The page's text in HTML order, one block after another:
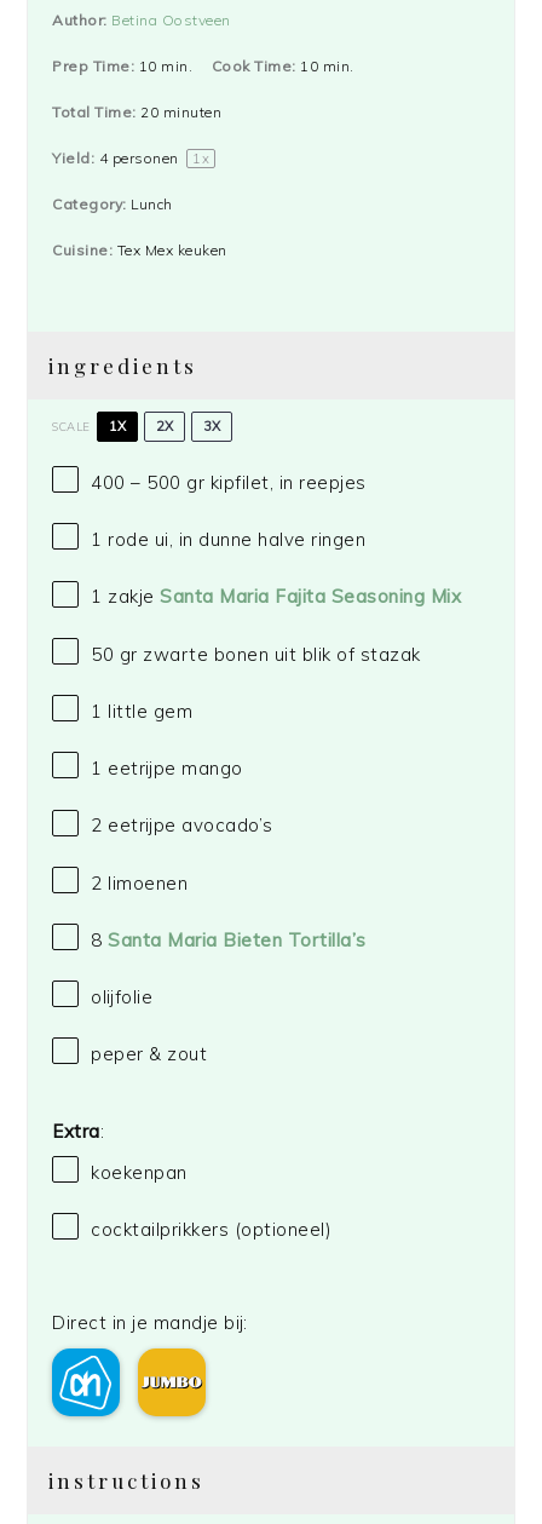
Author: Betina Oostveen
Prep Time: 10 min. Cook Time: 10 min.
Total Time: 20 minuten
Yield: 4personen 1x
Category: Lunch
Cuisine: Tex Mex keuken
ingredients
SCALE 1X 2X 3X
400 – 500 gr kipfilet, in reepjes
1 rode ui, in dunne halve ringen
1 zakjeSanta Maria Fajita Seasoning Mix
50 gr zwarte bonen uit blik of stazak
1 little gem
1 eetrijpe mango
2 eetrijpe avocado’s
2 limoenen
8 Santa Maria Bieten Tortilla’s
olijfolie
peper & zout
Extra:
koekenpan
cocktailprikkers (optioneel)
Direct in je mandje bij:
instructions